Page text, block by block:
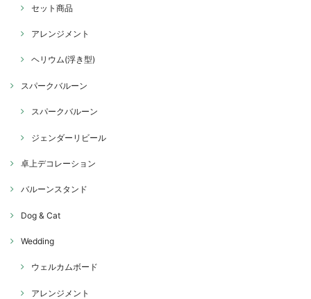
セット商品
アレンジメント
ヘリウム(浮き型)
スパークバルーン
スパークバルーン
ジェンダーリビール
卓上デコレーション
バルーンスタンド
Dog & Cat
Wedding
ウェルカムボード
アレンジメント